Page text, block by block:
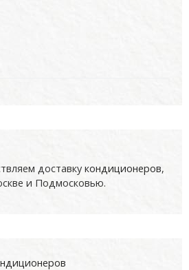
доставку кондиционеров,
и Подмосковью.